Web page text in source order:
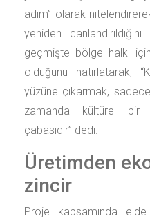
adım” olarak
yeniden
geçmişte bölge halkı
olduğunu hatırlatarak,
yüzüne çıkarmak,
zamanda kültürel bir
çabasıdır” dedi.
Üretimden
zincir
Proje kapsamında